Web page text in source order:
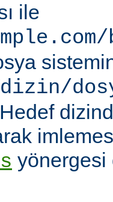
ile
yönergesi